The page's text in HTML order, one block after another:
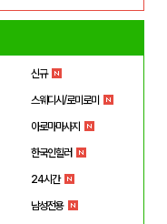
신규
스웨디시/로미로미
아로마마사지
한국인힐러
24시간
남성전용